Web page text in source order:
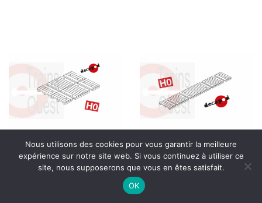
Passage piéton 2m40 pour voie
unique
Passage piéton 1m20 pour voie
double
Nous utilisons des cookies pour vous garantir la meilleure
expérience sur notre site web. Si vous continuez à utiliser ce
site, nous supposerons que vous en êtes satisfait.
OK